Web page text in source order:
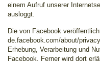
einem Aufruf unserer
ausloggt.
Die von Facebook
de.facebook.com/about/
Erhebung, Verarbeitung und
Facebook. Ferner wird dort